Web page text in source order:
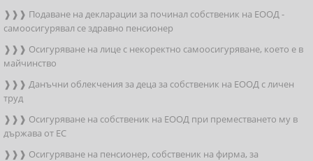
❱❱❱ Подаване на декларации за починал собственик на ЕООД -
самоосигурявал се здравно пенсионер
❱❱❱ Осигуряване на лице с некоректно самоосигуряване, което е в
майчинство
❱❱❱ Данъчни облекчения за деца за собственик на ЕООД с личен
труд
❱❱❱ Осигуряване на собственик на ЕООД при преместването му в
държава от ЕС
❱❱❱ Осигуряване на пенсионер, собственик на фирма, за